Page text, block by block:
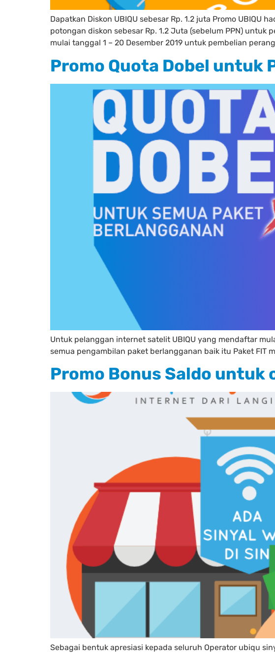
Dapatkan Diskon UBIQU sebesar Rp. 1.2 juta Promo UBIQU
potongan diskon sebesar Rp. 1.2 Juta (sebelum PPN) untuk
mulai tanggal 1 – 20 Desember 2019 untuk pembelian
Promo Quota Dobel untuk
Untuk pelanggan internet satelit UBIQU yang mendaftar
semua pengambilan paket berlangganan baik itu Paket FIT
Promo Bonus Saldo
Sebagai bentuk apresiasi kepada seluruh Operator ubiqu